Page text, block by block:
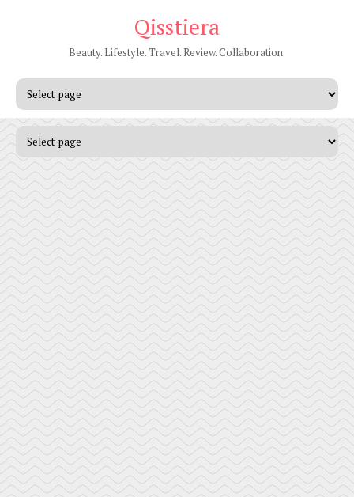
Qisstiera
Beauty. Lifestyle. Travel. Review. Collaboration.